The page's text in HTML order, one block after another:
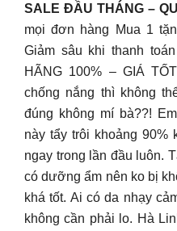
SALE ĐẦU THÁNG –
mọi đơn hàng Mua 1
Giảm sâu khi thanh
HÃNG 100% – GIÁ
chống nắng thì không
đúng không mí bà??!
này tẩy trôi khoảng 90%
ngay trong lần đầu luôn.
có dưỡng ẩm nên ko bị
khá tốt. Ai có da nhạy
không cần phải lo. Hà